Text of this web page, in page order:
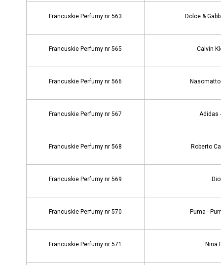
Francuskie Perfumy nr 563 Dolce &
Francuskie Perfumy nr 565 Calvin
Francuskie Perfumy nr 566 Nasomatto
Francuskie Perfumy nr 567 Adidas
Francuskie Perfumy nr 568 Roberto
Francuskie Perfumy nr 569
Francuskie Perfumy nr 570 Puma -
Francuskie Perfumy nr 571 Nina